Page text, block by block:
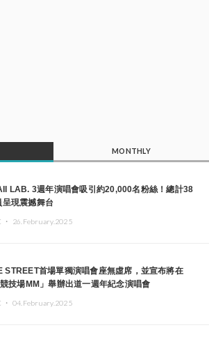
MONTHLY
LAB. 3週年演唱會吸引約20,000名粉絲！總計38
呈現震撼舞台
・ 26.February.2025
STREET首場單獨演唱會座無虛席，並宣布將在
競技場MM」舉辦出道一週年紀念演唱會
・ 04.February.2025